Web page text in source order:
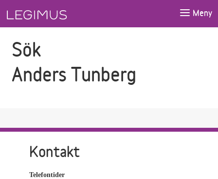
Meny
Sök
Anders Tunberg
Kontakt
Telefontider